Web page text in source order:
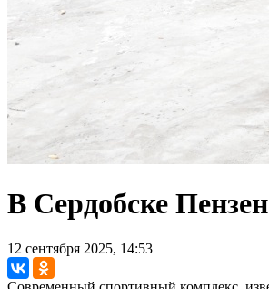
В Сердобске
12 сентября 2025, 14:53